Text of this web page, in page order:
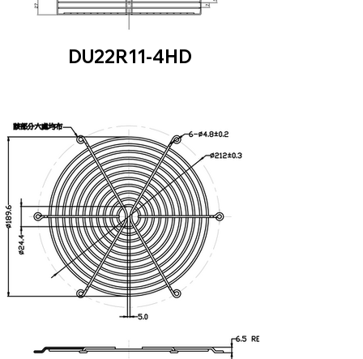
DU22R11-4HD